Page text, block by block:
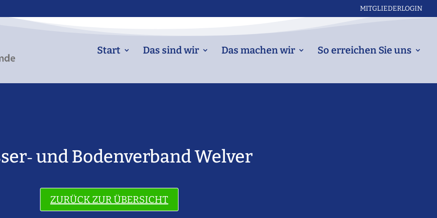
MITGLIEDERLOGIN
Start Das sind wir Das machen wir So erreichen Sie uns
und Bodenverband Welver
ZURÜCK ZUR ÜBERSICHT